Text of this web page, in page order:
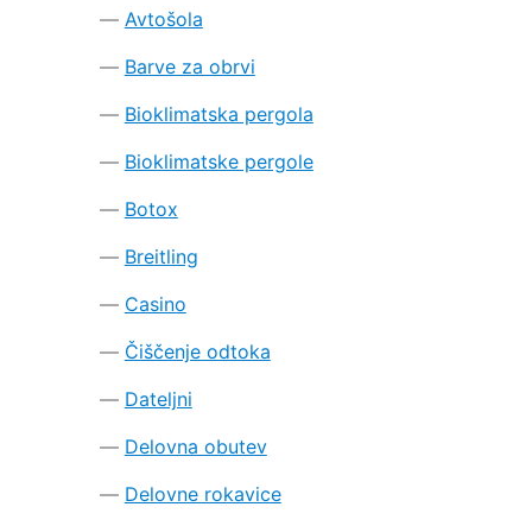
Avtošola
Barve za obrvi
Bioklimatska pergola
Bioklimatske pergole
Botox
Breitling
Casino
Čiščenje odtoka
Dateljni
Delovna obutev
Delovne rokavice